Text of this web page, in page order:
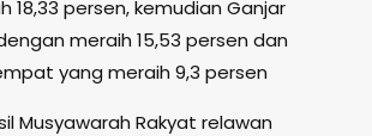
persen, kemudian Ganjar
meraih 15,53 persen dan
yang meraih 9,3 persen
Musyawarah Rakyat relawan